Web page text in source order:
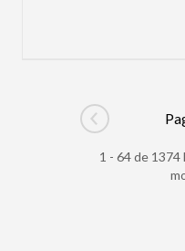
Go to
1 - 64 de 1374